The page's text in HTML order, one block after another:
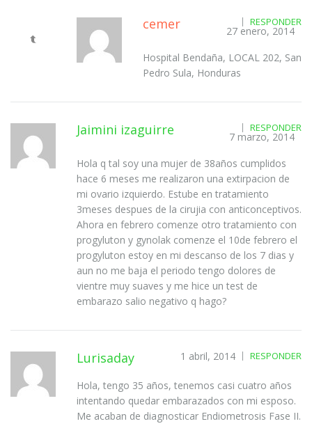
cemer RESPONDER
27 enero, 2014
Hospital Bendaña, LOCAL 202, San
Pedro Sula, Honduras
Jaimini izaguirre RESPONDER
7 marzo, 2014
Hola q tal soy una mujer de 38años cumplidos
hace 6 meses me realizaron una extirpacion de
mi ovario izquierdo. Estube en tratamiento
3meses despues de la cirujia con anticonceptivos.
Ahora en febrero comenze otro tratamiento con
progyluton y gynolak comenze el 10de febrero el
progyluton estoy en mi descanso de los 7 dias y
aun no me baja el periodo tengo dolores de
vientre muy suaves y me hice un test de
embarazo salio negativo q hago?
Lurisaday RESPONDER
1 abril, 2014
Hola, tengo 35 años, tenemos casi cuatro años
intentando quedar embarazados con mi esposo.
Me acaban de diagnosticar Endiometrosis Fase II.